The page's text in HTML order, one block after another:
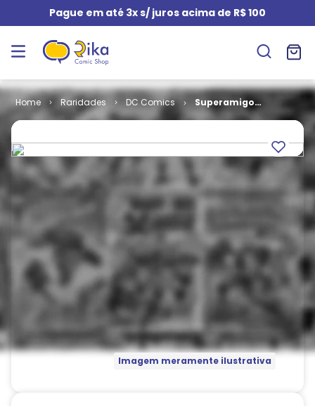
Pague em até 3x s/ juros acima de R$ 100
Raridades DC Comics
Superamigos
- 1ª Série # 04
Imagem meramente ilustrativa